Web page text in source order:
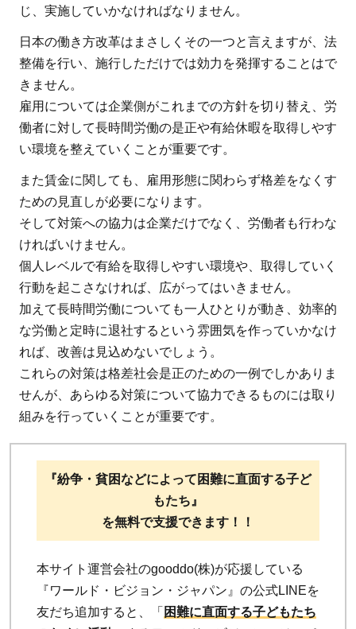
じ、実施していかなければなりません。
日本の働き方改革はまさしくその一つと言えますが、法
整備を行い、施行しただけでは効力を発揮することはで
きません。
雇用については企業側がこれまでの方針を切り替え、労
働者に対して長時間労働の是正や有給休暇を取得しやす
い環境を整えていくことが重要です。
また賃金に関しても、雇用形態に関わらず格差をなくす
ための見直しが必要になります。
そして対策への協力は企業だけでなく、労働者も行わな
ければいけません。
個人レベルで有給を取得しやすい環境や、取得していく
行動を起こさなければ、広がってはいきません。
加えて長時間労働についても一人ひとりが動き、効率的
な労働と定時に退社するという雰囲気を作っていかなけ
れば、改善は見込めないでしょう。
これらの対策は格差社会是正のための一例でしかありま
せんが、あらゆる対策について協力できるものには取り
組みを行っていくことが重要です。
『紛争・貧困などによって困難に直面する子ど
もたち』
を無料で支援できます！！
本サイト運営会社のgooddo(株)が応援している
『ワールド・ビジョン・ジャパン』の公式LINEを
友だち追加すると、「 困難に直面する子どもたち